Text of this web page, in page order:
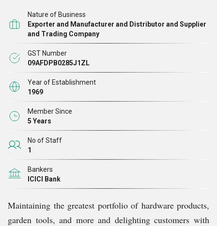
Nature of Business
Exporter and Manufacturer and Distributor and Supplier
and Trading Company
GST Number
09AFDPB0285J1ZL
Year of Establishment
1969
Member Since
5 Years
No of Staff
1
Bankers
ICICI Bank
Maintaining the greatest portfolio of hardware products,
garden tools, and more and delighting customers with